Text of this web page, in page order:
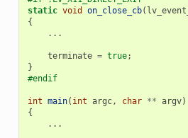
static void on_close_cb(
{
...
terminate = true;
}
#endif
int main( int argc, char ** argv)
{
...